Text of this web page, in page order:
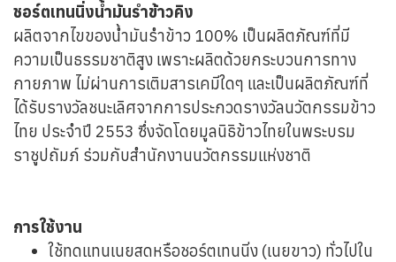
ชอร์ตเทนนิ่งน้ำมันรำข้าวคิง
ผลิตจากไขของน้ำมันรำข้าว 100% เป็นผลิตภัณฑ์ที่มี
ความเป็นธรรมชาติสูง เพราะผลิตด้วยกระบวนการทาง
กายภาพ ไม่ผ่านการเติมสารเคมีใดๆ และเป็นผลิตภัณฑ์ที่
ได้รับรางวัลชนะเลิศจากการประกวดรางวัลนวัตกรรมข้าว
ไทย ประจำปี 2553 ซึ่งจัดโดยมูลนิธิข้าวไทยในพระบรม
ราชูปถัมภ์ ร่วมกับสำนักงานนวัตกรรมแห่งชาติ
การใช้งาน
ใช้ทดแทนเนยสดหรือชอร์ตเทนนิ่ง (เนยขาว) ทั่วไปใน